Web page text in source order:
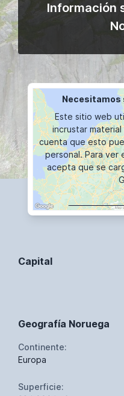
Información
Necesitamos
Este sitio web
incrustar
cuenta que esto
personal. Para ver
acepta que se
Capital
Geografía Noruega
Continente:
Europa
Superficie: